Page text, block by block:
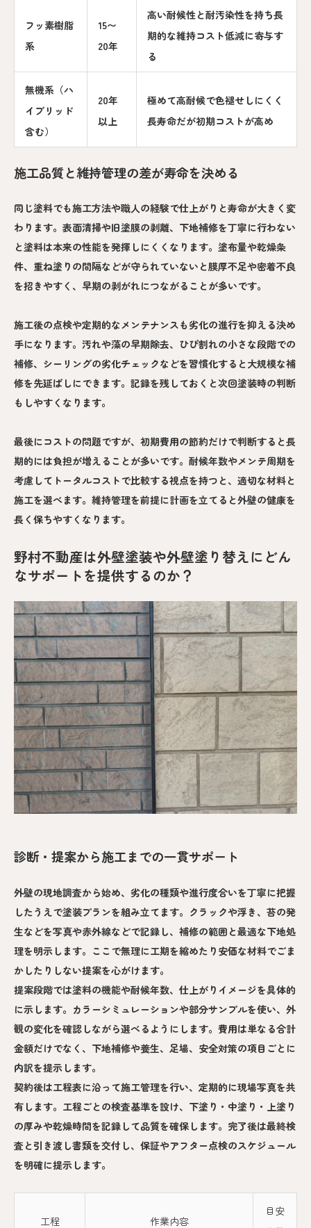
フッ素樹脂
系
15〜
20年
高い耐候性と耐汚染性を持ち長
期的な維持コスト低減に寄与す
る
無機系（ハ
イブリッド
含む）
20年
以上
極めて高耐候で色褪せしにくく
長寿命だが初期コストが高め
施工品質と維持管理の差が寿命を決める
同じ塗料でも施工方法や職人の経験で仕上がりと寿命が大きく変
わります。表面清掃や旧塗膜の剥離、下地補修を丁寧に行わない
と塗料は本来の性能を発揮しにくくなります。塗布量や乾燥条
件、重ね塗りの間隔などが守られていないと膜厚不足や密着不良
を招きやすく、早期の剥がれにつながることが多いです。
施工後の点検や定期的なメンテナンスも劣化の進行を抑える決め
手になります。汚れや藻の早期除去、ひび割れの小さな段階での
補修、シーリングの劣化チェックなどを習慣化すると大規模な補
修を先延ばしにできます。記録を残しておくと次回塗装時の判断
もしやすくなります。
最後にコストの問題ですが、初期費用の節約だけで判断すると長
期的には負担が増えることが多いです。耐候年数やメンテ周期を
考慮してトータルコストで比較する視点を持つと、適切な材料と
施工を選べます。維持管理を前提に計画を立てると外壁の健康を
長く保ちやすくなります。
野村不動産は外壁塗装や外壁塗り替えにどん
なサポートを提供するのか？
診断・提案から施工までの一貫サポート
外壁の現地調査から始め、劣化の種類や進行度合いを丁寧に把握
したうえで塗装プランを組み立てます。クラックや浮き、苔の発
生などを写真や赤外線などで記録し、補修の範囲と最適な下地処
理を明示します。ここで無理に工期を縮めたり安価な材料でごま
かしたりしない提案を心がけます。
提案段階では塗料の機能や耐候年数、仕上がりイメージを具体的
に示します。カラーシミュレーションや部分サンプルを使い、外
観の変化を確認しながら選べるようにします。費用は単なる合計
金額だけでなく、下地補修や養生、足場、安全対策の項目ごとに
内訳を提示します。
契約後は工程表に沿って施工管理を行い、定期的に現場写真を共
有します。工程ごとの検査基準を設け、下塗り・中塗り・上塗り
の厚みや乾燥時間を記録して品質を確保します。完了後は最終検
査と引き渡し書類を交付し、保証やアフター点検のスケジュール
を明確に提示します。
工程 作業内容
目安